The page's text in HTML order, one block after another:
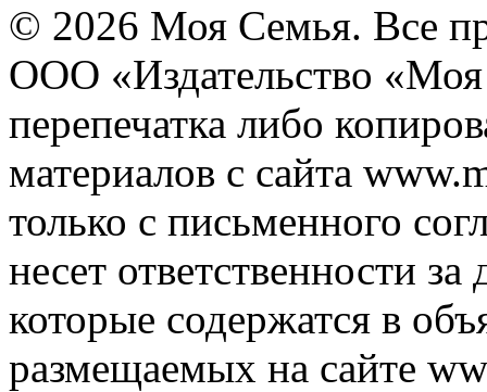
© 2026 Моя Семья. Все
ООО «Издательство
перепечатка либо
материалов с сайта
только с письменного
несет ответственности
которые содержатся в
размещаемых на сайте